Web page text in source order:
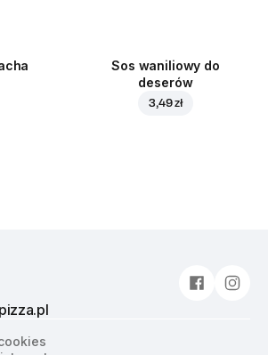
Sos waniliowy do
deserów
3,49 zł